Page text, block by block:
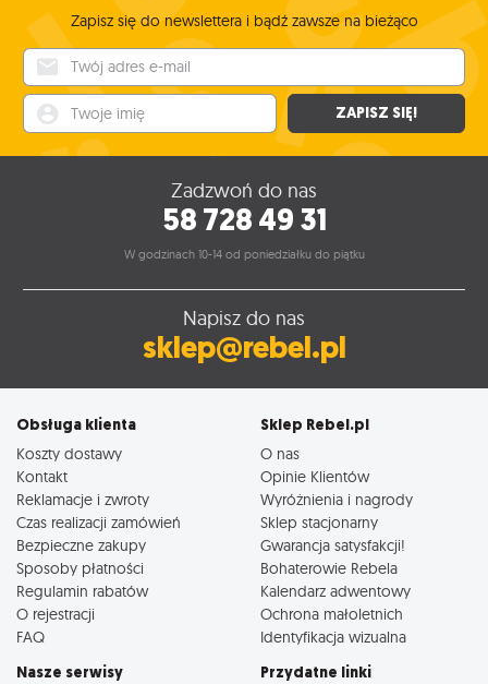
Zapisz się do newslettera i bądź zawsze na bieżąco
ZAPISZ SIĘ!
Zadzwoń do nas
58 728 49 31
W godzinach 10-14 od poniedziałku do piątku
Napisz do nas
sklep@rebel.pl
Obsługa klienta
Koszty dostawy
Kontakt
Reklamacje i zwroty
Czas realizacji zamówień
Bezpieczne zakupy
Sposoby płatności
Regulamin rabatów
O rejestracji
FAQ
Sklep Rebel.pl
O nas
Opinie Klientów
Wyróżnienia i nagrody
Sklep stacjonarny
Gwarancja satysfakcji!
Bohaterowie Rebela
Kalendarz adwentowy
Ochrona małoletnich
Identyfikacja wizualna
Nasze serwisy Przydatne linki